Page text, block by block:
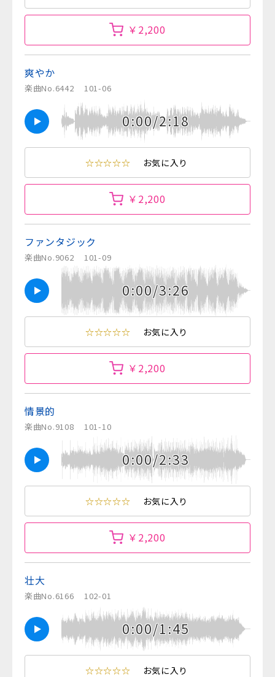
￥2,200
爽やか
楽曲No.6442 101-06
0:00/2:18
☆☆☆☆☆ お気に入り
￥2,200
ファンタジック
楽曲No.9062 101-09
0:00/3:26
☆☆☆☆☆ お気に入り
￥2,200
情景的
楽曲No.9108 101-10
0:00/2:33
☆☆☆☆☆ お気に入り
￥2,200
壮大
楽曲No.6166 102-01
0:00/1:45
☆☆☆☆☆ お気に入り